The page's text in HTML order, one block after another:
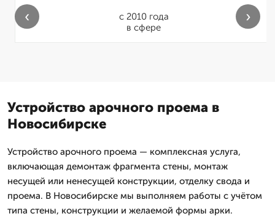
с 2010 года
в сфере
‹ ›
Устройство арочного проема в
Новосибирске
Устройство арочного проема — комплексная услуга,
включающая демонтаж фрагмента стены, монтаж
несущей или ненесущей конструкции, отделку свода и
проема. В Новосибирске мы выполняем работы с учётом
типа стены, конструкции и желаемой формы арки.